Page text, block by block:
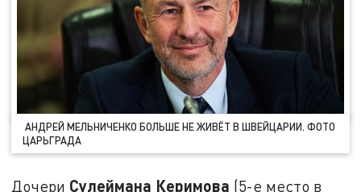
АНДРЕЙ МЕЛЬНИЧЕНКО БОЛЬШЕ НЕ ЖИВЁТ В ШВЕЙЦАРИИ. ФОТО
ЦАРЬГРАДА
Дочери Сулеймана Керимова (5-е место в